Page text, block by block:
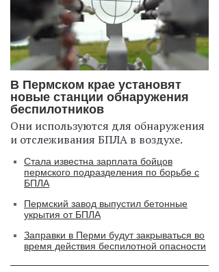
В Пермском крае установят
новые станции обнаружения
беспилотников
Они используются для обнаружения
и отслеживания БПЛА в воздухе.
Стала известна зарплата бойцов
пермского подразделения по борьбе с
БПЛА
Пермский завод выпустил бетонные
укрытия от БПЛА
Заправки в Перми будут закрываться во
время действия беспилотной опасности